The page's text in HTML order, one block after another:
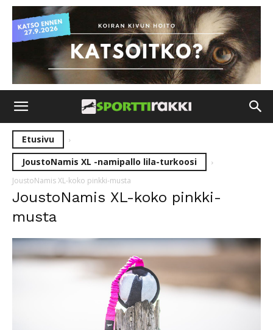
Etusivu
JoustoNamis XL -namipallo lila-turkoosi
JoustoNamis XL-koko pinkki-musta
JoustoNamis XL-koko pinkki-
musta